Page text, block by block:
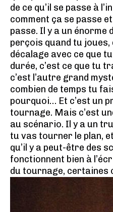
de ce qu’il se passe à
comment ça se passe
passe. Il y a un énorme
perçois quand tu joues,
décalage avec ce que
durée, c’est ce que tu
c’est l’autre grand
combien de temps tu
pourquoi… Et c’est un
tournage. Mais c’est
au scénario. Il y a un
tu vas tourner le plan,
qu’il y a peut-être des
fonctionnent bien à
du tournage, certaines